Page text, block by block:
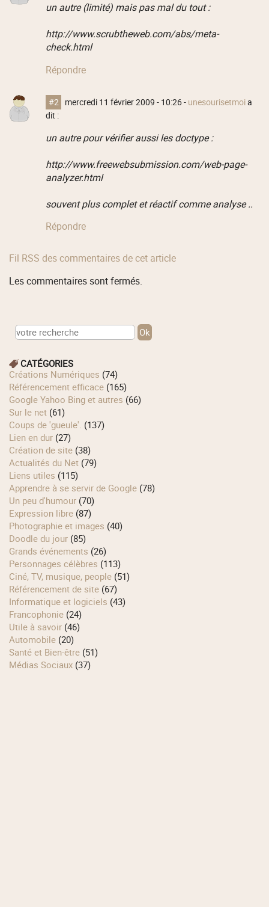
un autre (limité) mais pas mal du tout :
http://www.scrubtheweb.com/abs/meta-
check.html
Répondre
#2 mercredi 11 février 2009 - 10:26- unesourisetmoia
dit :
un autre pour vérifier aussi les doctype :
http://www.freewebsubmission.com/web-page-
analyzer.html
souvent plus complet et réactif comme analyse ..
Répondre
Fil RSS des commentaires de cet article
Les commentaires sont fermés.
CATÉGORIES
Créations Numériques (74)
Référencement efficace (165)
Google Yahoo Bing et autres (66)
Sur le net (61)
Coups de 'gueule'. (137)
Lien en dur (27)
Création de site (38)
Actualités du Net (79)
Liens utiles (115)
Apprendre à se servir de Google (78)
Un peu d'humour (70)
Expression libre (87)
Photographie et images (40)
Doodle du jour (85)
Grands événements (26)
Personnages célèbres (113)
Ciné, TV, musique, people (51)
Référencement de site (67)
Informatique et logiciels (43)
Francophonie (24)
Utile à savoir (46)
Automobile (20)
Santé et Bien-être (51)
Médias Sociaux (37)